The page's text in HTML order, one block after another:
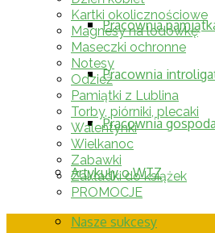
Pracownia
Pracownia
Pracownia
Artykuły o WTZ
Nasze sukcesy
Kartki okolicznościowe
Magnesy na lodówkę
Maseczki ochronne
Notesy
Odzież
Pamiątki z Lublina
Torby, piórniki, plecaki
Walentynki
Wielkanoc
Zabawki
Zakładki do książek
PROMOCJE